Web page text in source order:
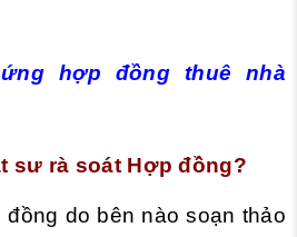
hợp đồng thuê nhà
sư rà soát Hợp đồng?
do bên nào soạn thảo